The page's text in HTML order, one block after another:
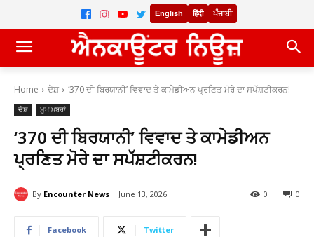
English हिंदी ਪੰਜਾਬੀ
Home ਦੇਸ਼ ‘370 ਦੀ ਬਿਰਯਾਨੀ’ ਵਿਵਾਦ ਤੇ ਕਾਮੇਡੀਅਨ ਪ੍ਰਣਿਤ ਮੋਰੇ ਦਾ ਸਪੱਸ਼ਟੀਕਰਨ!
ਦੇਸ਼ ਮੁਖ ਖ਼ਬਰਾਂ
‘370 ਦੀ ਬਿਰਯਾਨੀ’ ਵਿਵਾਦ ਤੇ ਕਾਮੇਡੀਅਨ
ਪ੍ਰਣਿਤ ਮੋਰੇ ਦਾ ਸਪੱਸ਼ਟੀਕਰਨ!
By Encounter News June 13, 2026 0
0
Facebook Twitter